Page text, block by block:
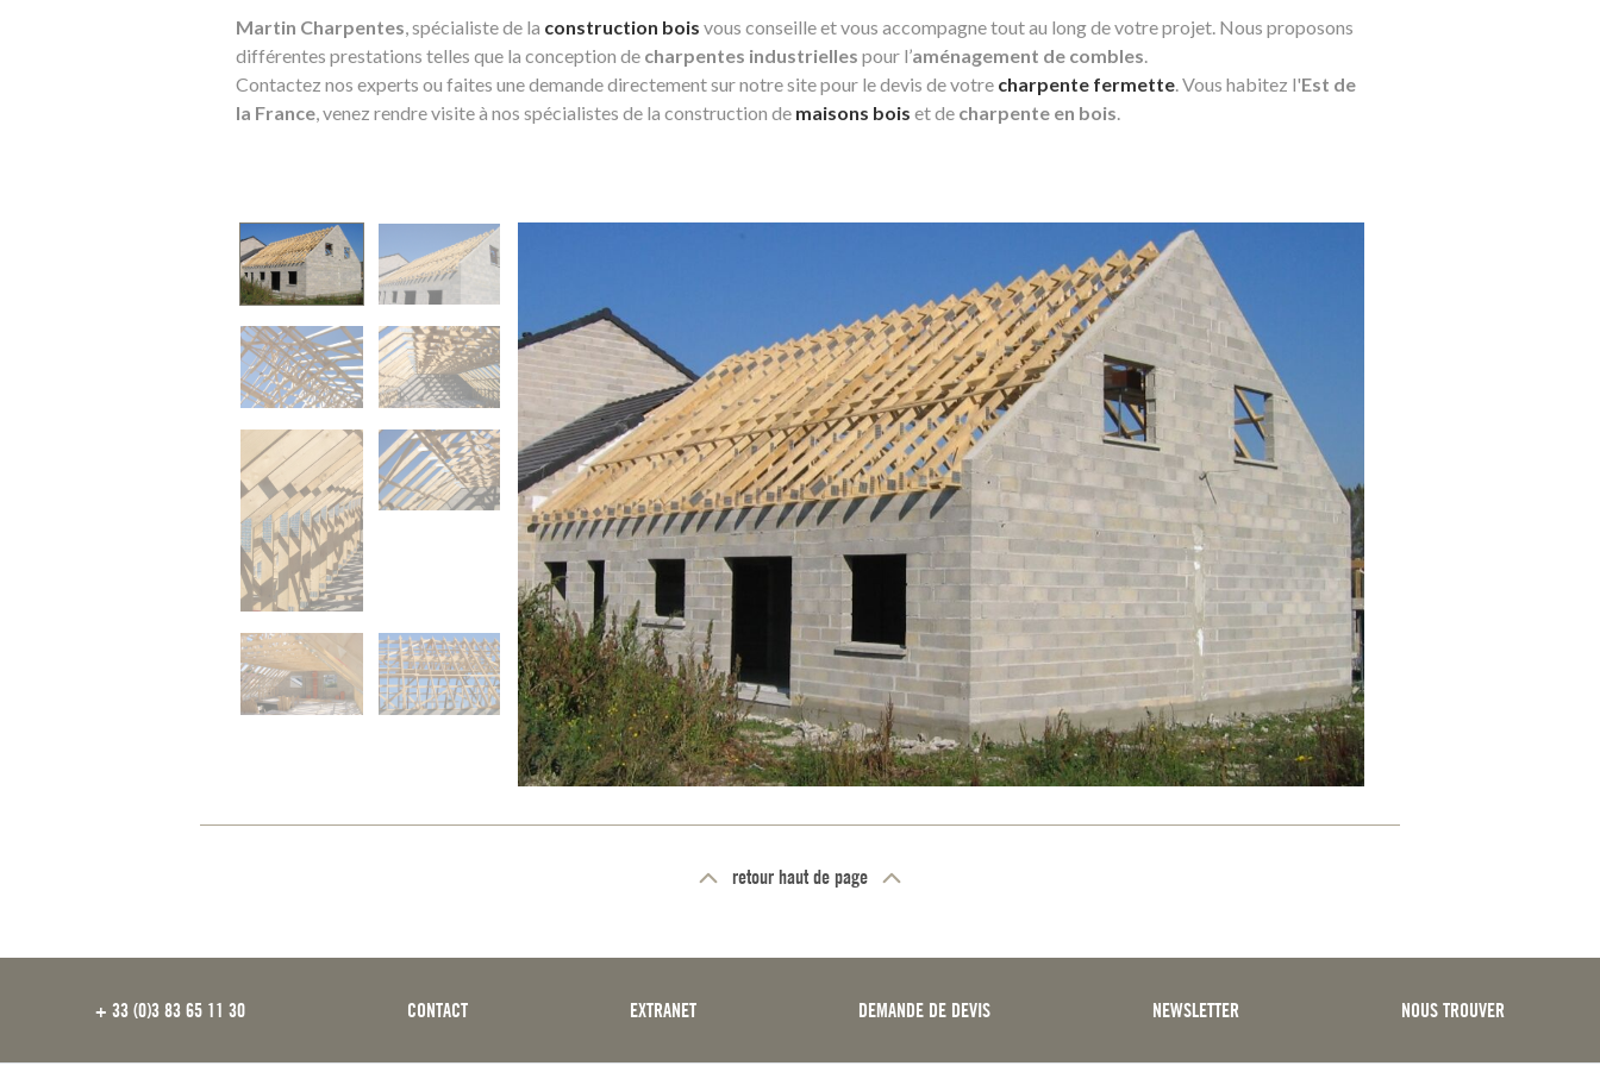
Martin Charpentes, spécialiste de la construction bois vous conseille et vous accompagne tout au long de votre projet. Nous proposons
différentes prestations telles que la conception de charpentes industrielles pour l’aménagement de combles.
Contactez nos experts ou faites une demande directement sur notre site pour le devis de votre charpente fermette. Vous habitez l'Est de
la France, venez rendre visite à nos spécialistes de la construction de maisons bois et de charpente en bois.
retour haut de page
+ 33 (0)3 83 65 11 30
CONTACT EXTRANET DEMANDE DE DEVIS NEWSLETTER NOUS TROUVER